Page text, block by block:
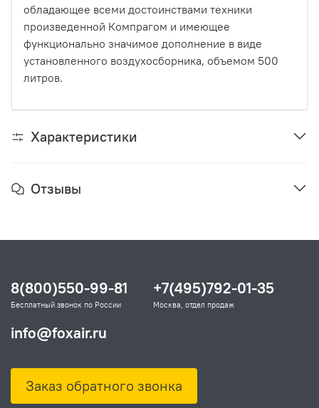
обладающее всеми достоинствами техники
произведенной Компрагом и имеющее
функционально значимое дополнение в виде
установленного воздухосборника, объемом 500
литров.
Характеристики
Отзывы
8(800)550-99-81
Бесплатный звонок по России
+7(495)792-01-35
Москва, отдел продаж
info@foxair.ru
Заказ обратного звонка